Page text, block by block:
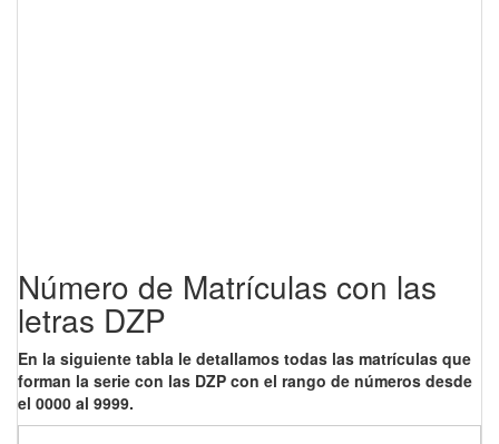
Número de Matrículas con las
letras DZP
En la siguiente tabla le detallamos todas las matrículas que
forman la serie con las DZP con el rango de números desde
el 0000 al 9999.